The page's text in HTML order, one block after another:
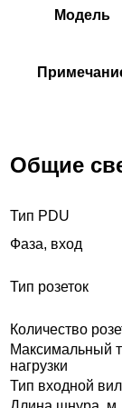
Модель
Общие
Тип PDU
Фаза, вход
Тип розеток
Количество
Максимальный
нагрузки
Тип входной